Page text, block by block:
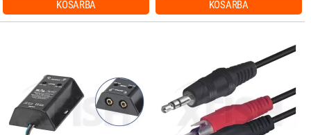
KOSÁRBA KOSÁRBA